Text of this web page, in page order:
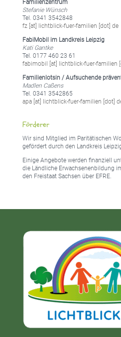
Familienzentrum
Stefanie Wünsch
Tel. 0341 3542848
fz [at] lichtblick-fuer-familien [dot] de
FabiMobil im Landkreis Leipzig
Kati Gantke
Tel. 0177 460 23 61
fabimobil [at] lichtblick-fuer-familien
Familienlotsin / Aufsuchende
Madlen Caßens
Tel. 0341 3542865
apa [at] lichtblick-fuer-familien [dot]
Förderer
Wir sind Mitglied im Paritätischen
gefördert durch den Landkreis
Einige Angebote werden finanziell
die Ländliche Erwachsenenbildung
den Freistaat Sachsen über EFRE.